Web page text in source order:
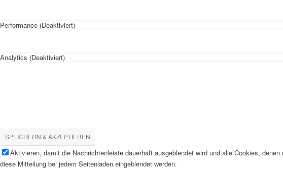
Performance (Deaktiviert)
Analytics (Deaktiviert)
SPEICHERN & AKZEPTIEREN
Aktivieren, damit die Nachrichtenleiste dauerhaft ausgeblendet wird und alle Cookies,
diese Mitteilung bei jedem Seitenladen eingeblendet werden.